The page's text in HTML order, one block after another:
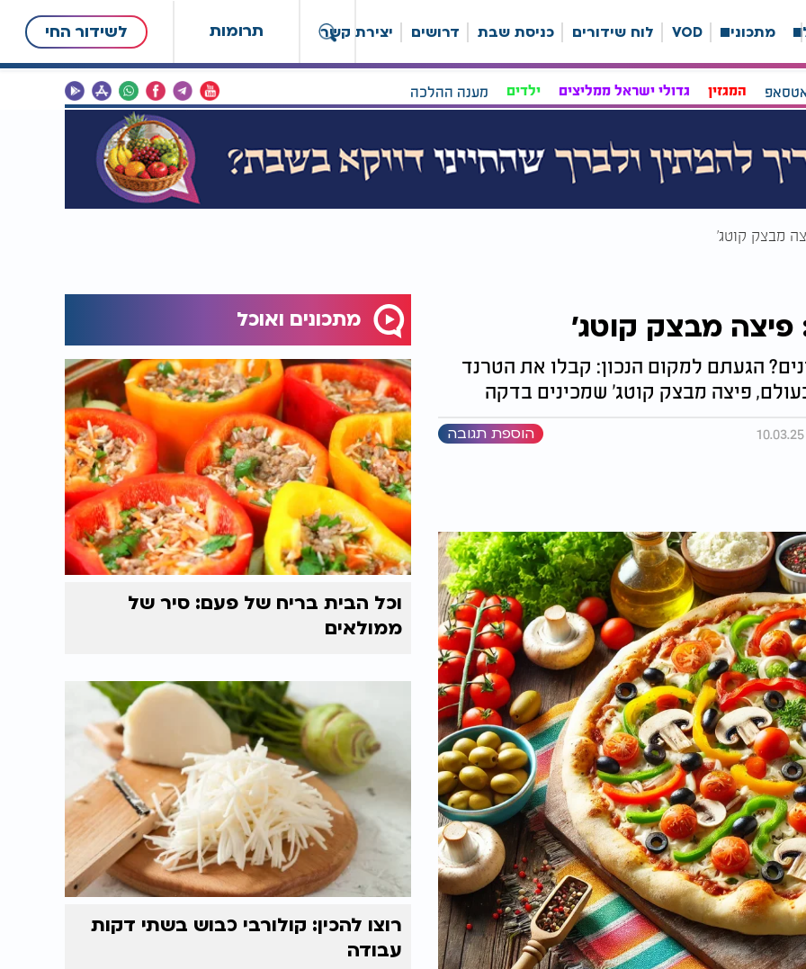
תרומות לשידור החי מתכונים VOD לוח שידורים כניסת שבת דרושים יצירת קשר
המגזין גדולי ישראל ממליצים ילדים מענה ההלכה
מבצק קוטג'
מבצק קוטג'
הגעתם למקום הנכון: קבלו את הטרנד
פיצה מבצק קוטג' שמכינים בדקה
הוספת תגובה
מתכונים ואוכל
וכל הבית בריח של פעם: סיר של
ממולאים
רוצו להכין: קולורבי כבוש בשתי דקות
עבודה